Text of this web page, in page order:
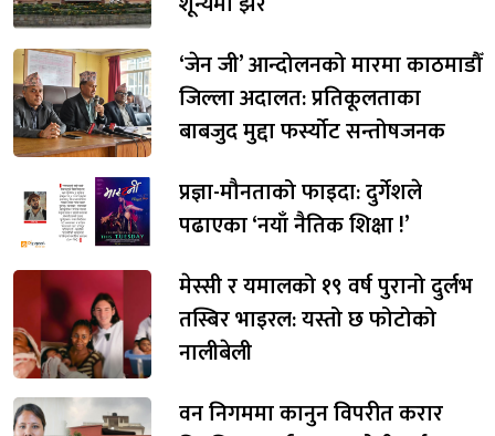
‘जेन जी’ आन्दोलनको मारमा काठमाडौँ
जिल्ला अदालत: प्रतिकूलताका
बाबजुद मुद्दा फर्स्योट सन्तोषजनक
प्रज्ञा-मौनताको फाइदा: दुर्गेशले
पढाएका ‘नयाँ नैतिक शिक्षा !’
मेस्सी र यमालको १९ वर्ष पुरानो दुर्लभ
तस्बिर भाइरल: यस्तो छ फोटोको
नालीबेली
वन निगममा कानुन विपरीत करार